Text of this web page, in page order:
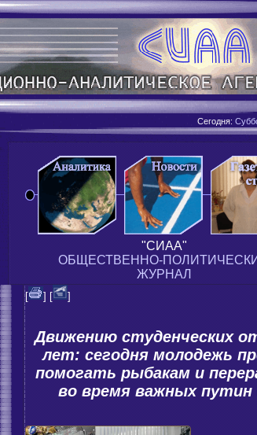
Сегодня:
"СИАА"
ОБЩЕСТВЕННО-
ЖУРНАЛ
[ ] [ ]
Движению студенческих
лет: сегодня молодежь
помогать рыбакам и
во время важных